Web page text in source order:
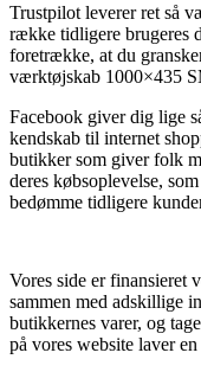
Trustpilot leverer ret så
række tidligere brugeres
foretrække, at du
værktøjskab 1000×435
Facebook giver dig lige
kendskab til internet
butikker som giver folk
deres købsoplevelse,
bedømme tidligere
Vores side er finansieret
sammen med adskillige
butikkernes varer, og
på vores website laver en